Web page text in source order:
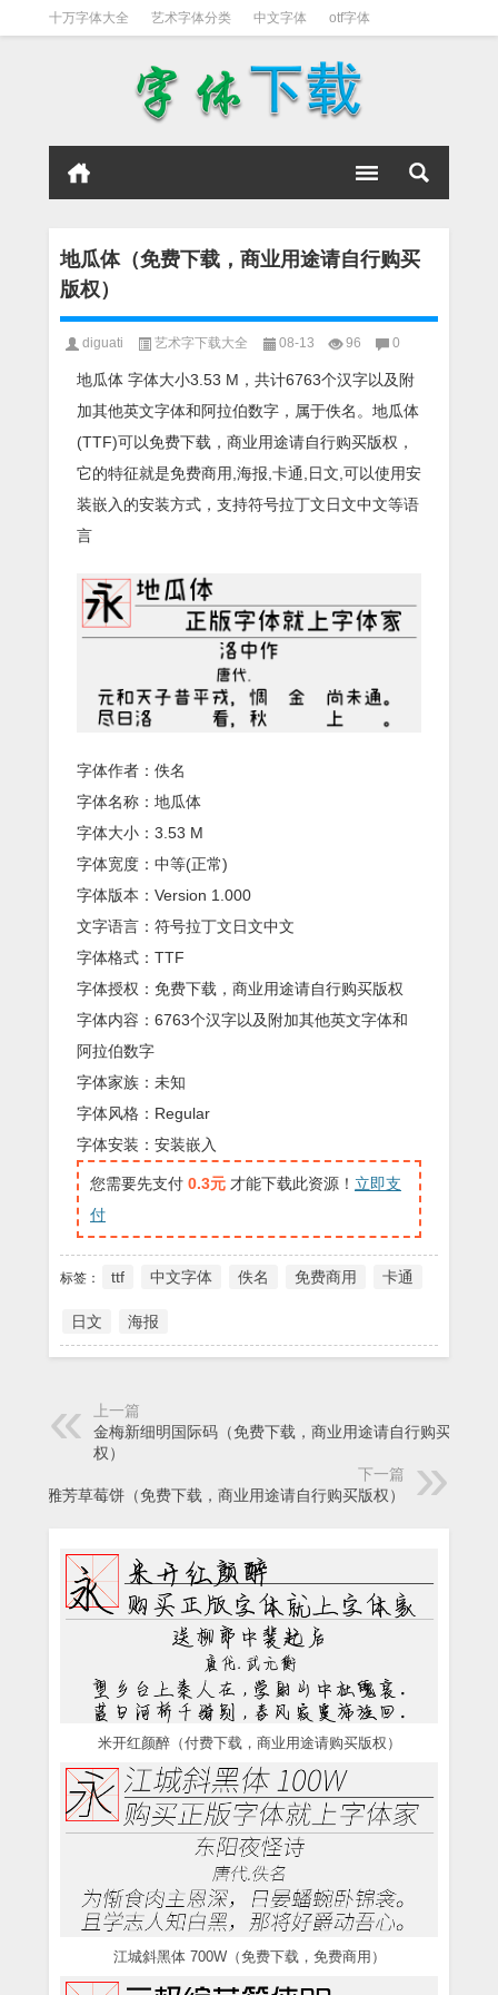
十万字体大全 艺术字体分类 中文字体 otf字体
地瓜体（免费下载，商业用途请自行购买
版权）
diguati 艺术字下载大全 08-13 96 0
地瓜体 字体大小3.53 M，共计6763个汉字以及附
加其他英文字体和阿拉伯数字，属于佚名。地瓜体
(TTF)可以免费下载，商业用途请自行购买版权，
它的特征就是免费商用,海报,卡通,日文,可以使用安
装嵌入的安装方式，支持符号拉丁文日文中文等语
言
字体作者：佚名
字体名称：地瓜体
字体大小：3.53 M
字体宽度：中等(正常)
字体版本：Version 1.000
文字语言：符号拉丁文日文中文
字体格式：TTF
字体授权：免费下载，商业用途请自行购买版权
字体内容：6763个汉字以及附加其他英文字体和
阿拉伯数字
字体家族：未知
字体风格：Regular
字体安装：安装嵌入
您需要先支付 0.3元 才能下载此资源！ 立即支
付
标签： ttf 中文字体 佚名 免费商用 卡通
日文 海报
上一篇
金梅新细明国际码（免费下载，商业用途请自行购买版
权）
下一篇
雅芳草莓饼（免费下载，商业用途请自行购买版权）
米开红颜醉（付费下载，商业用途请购买版权）
江城斜黑体 700W（免费下载，免费商用）